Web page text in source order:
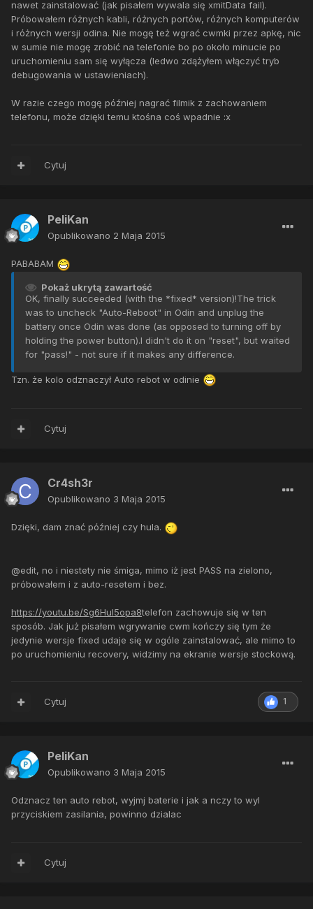
nawet zainstalować (jak pisałem wywala się xmitData fail).
Próbowałem różnych kabli, różnych portów, różnych komputerów
i różnych wersji odina. Nie mogę też wgrać cwmki przez apkę, nic
w sumie nie mogę zrobić na telefonie bo po około minucie po
uruchomieniu sam się wyłącza (ledwo zdążyłem włączyć tryb
debugowania w ustawieniach).
W razie czego mogę później nagrać filmik z zachowaniem
telefonu, może dzięki temu ktośna coś wpadnie :x
Cytuj
PeliKan
Opublikowano 2 Maja 2015
PABABAM
Pokaż ukrytą zawartość
OK, finally succeeded (with the *fixed* version)!The trick
was to uncheck "Auto-Reboot" in Odin and unplug the
battery once Odin was done (as opposed to turning off by
holding the power button).I didn't do it on "reset", but waited
for "pass!" - not sure if it makes any difference.
Tzn. że kolo odznaczył Auto rebot w odinie
Cytuj
Cr4sh3r
Opublikowano 3 Maja 2015
Dzięki, dam znać później czy hula.
@edit, no i niestety nie śmiga, mimo iż jest PASS na zielono,
próbowałem i z auto-resetem i bez.
https://youtu.be/Sg6Hul5opa8telefon zachowuje się w ten
sposób. Jak już pisałem wgrywanie cwm kończy się tym że
jedynie wersje fixed udaje się w ogóle zainstalować, ale mimo to
po uruchomieniu recovery, widzimy na ekranie wersje stockową.
1
Cytuj
PeliKan
Opublikowano 3 Maja 2015
Odznacz ten auto rebot, wyjmj baterie i jak a nczy to wyl
przyciskiem zasilania, powinno dzialac
Cytuj